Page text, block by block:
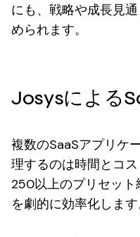
にも、戦略や成長見
められます。
Josysによる
複数のSaaSアプリケ
理するのは時間とコ
250以上のプリセッ
を劇的に効率化します